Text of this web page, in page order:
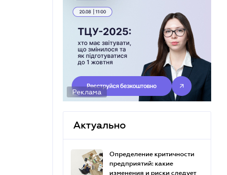
Реклама
Актуально
Определение критичности
предприятий: какие
изменения и риски следует